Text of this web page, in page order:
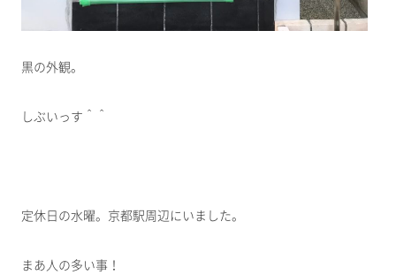
黒の外観。
しぶいっす＾＾
定休日の水曜。京都駅周辺にいました。
まあ人の多い事！